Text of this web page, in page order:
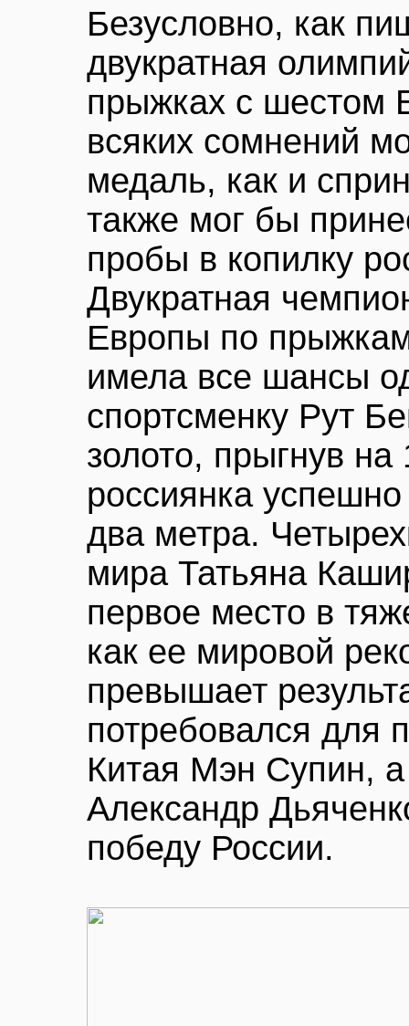
Безусловно, как
двукратная
прыжках с шестом
всяких сомнений
медаль, как и
также мог бы
пробы в копилку
Двукратная
Европы по
имела все шансы
спортсменку Рут
золото, прыгнув
россиянка
два метра.
мира Татьяна
первое место в
как ее мировой
превышает
потребовался для
Китая Мэн Супин,
Александр
победу России.